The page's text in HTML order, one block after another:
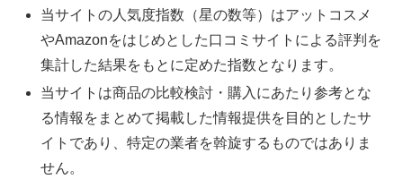
当サイトの人気度指数（星の数等）はアットコスメ
やAmazonをはじめとした口コミサイトによる評判を
集計した結果をもとに定めた指数となります。
当サイトは商品の比較検討・購入にあたり参考とな
る情報をまとめて掲載した情報提供を目的としたサ
イトであり、特定の業者を斡旋するものではありま
せん。